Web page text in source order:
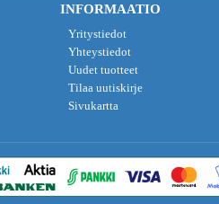
INFORMAATIO
Yritystiedot
Yhteystiedot
Uudet tuotteet
Tilaa uutiskirje
Sivukartta